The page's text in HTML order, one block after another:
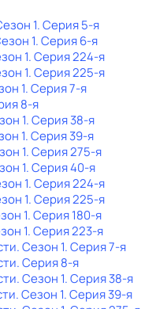
1. Серия 5-я
1. Серия 6-я
1. Серия 224-я
1. Серия 225-я
1. Серия 7-я
8-я
1. Серия 38-я
1. Серия 39-я
1. Серия 275-я
1. Серия 40-я
1. Серия 224-я
1. Серия 225-я
1. Серия 180-я
1. Серия 223-я
. Сезон 1. Серия 7-я
. Серия 8-я
. Сезон 1. Серия 38-я
. Сезон 1. Серия 39-я